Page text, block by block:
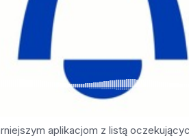
aplikacjom z listą